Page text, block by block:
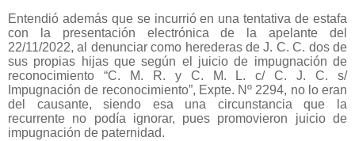
Entendió además que se incurrió en una tentativa de estafa
con la presentación electrónica de la apelante del
22/11/2022, al denunciar como herederas de J. C. C. dos de
sus propias hijas que según el juicio de impugnación de
reconocimiento “C. M. R. y C. M. L. c/ C. J. C. s/
Impugnación de reconocimiento”, Expte. Nº 2294, no lo eran
del causante, siendo esa una circunstancia que la
recurrente no podía ignorar, pues promovieron juicio de
impugnación de paternidad.